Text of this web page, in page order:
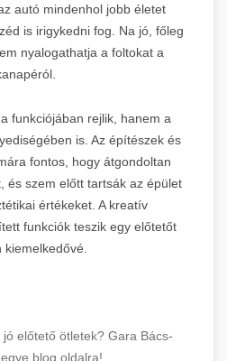
autó mindenhol jobb életet
is irigykedni fog. Na jó, főleg
nyalogathatja a foltokat a
funkciójában rejlik, hanem a
is. Az építészek és
fontos, hogy átgondoltan
és szem előtt tartsák az épület
értékeket. A kreatív
funkciók teszik egy előtetőt
kiemelkedővé.
előtető ötletek? Gara Bács-
blog oldalra!